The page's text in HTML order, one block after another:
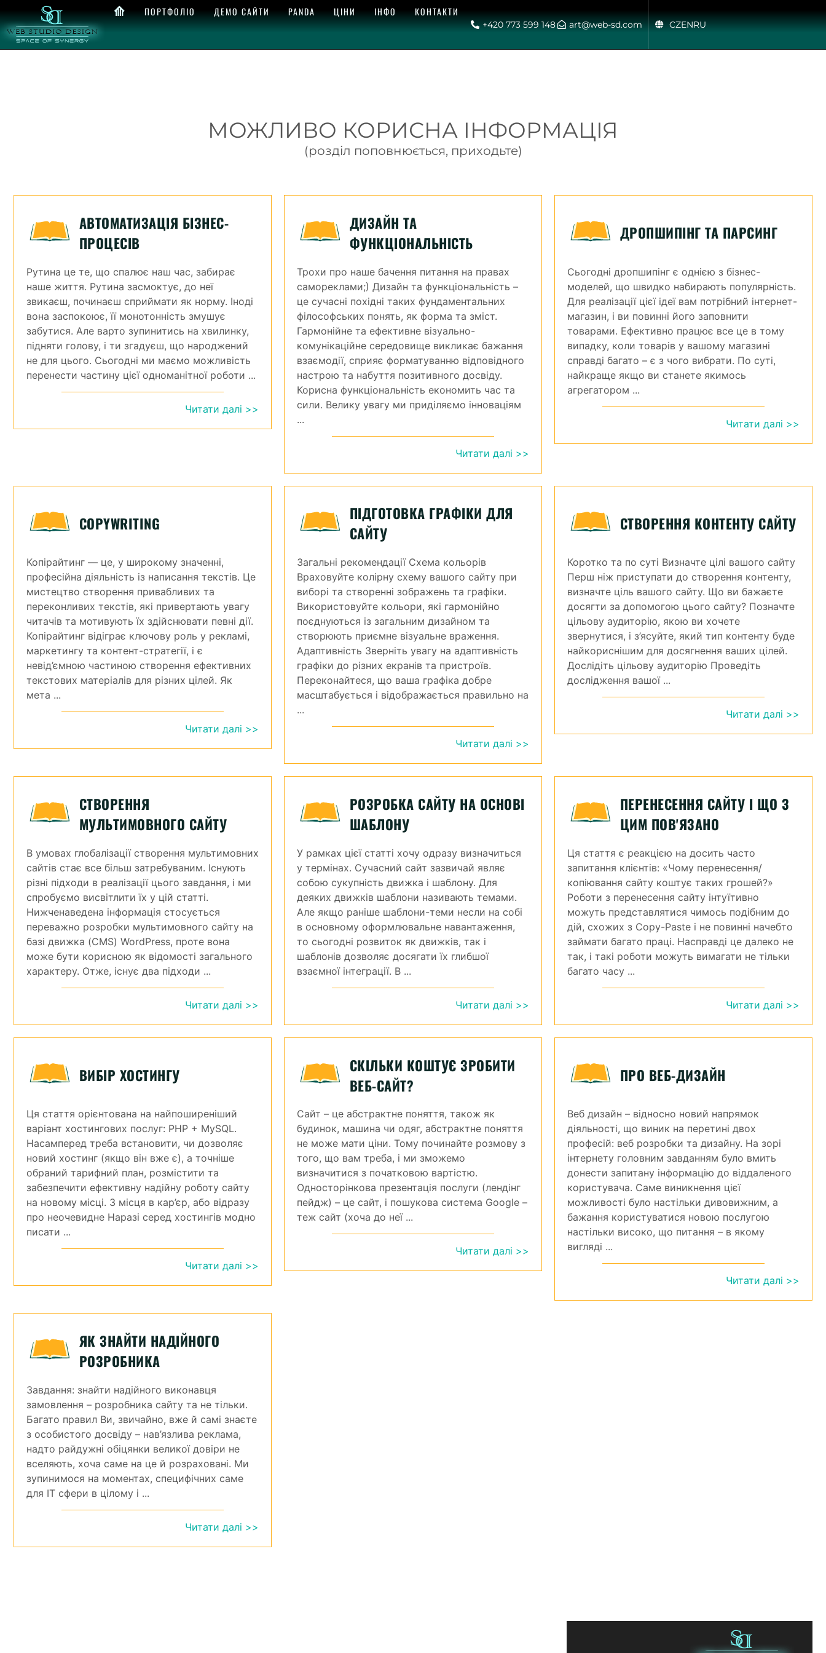
⟰ ПОРТФОЛІО ДЕМО САЙТИ PANDA ЦІНИ ІНФО КОНТАКТИ
+420 773 599 148 art@web-sd.com CZENRU
МОЖЛИВО КОРИСНА ІНФОРМАЦІЯ
(розділ поповнюється, приходьте)
АВТОМАТИЗАЦІЯ БІЗНЕС-
ПРОЦЕСІВ
Рутина це те, що спалює наш час, забирає
наше життя. Рутина засмоктує, до неї
звикаєш, починаєш сприймати як норму. Іноді
вона заспокоює, її монотонність змушує
забутися. Але варто зупинитись на хвилинку,
підняти голову, і ти згадуєш, що народжений
не для цього. Сьогодні ми маємо можливість
перенести частину цієї одноманітної роботи ...
Читати далі >>
ДИЗАЙН ТА
ФУНКЦІОНАЛЬНІСТЬ
Трохи про наше бачення питання на правах
самореклами;) Дизайн та функціональність –
це сучасні похідні таких фундаментальних
філософських понять, як форма та зміст.
Гармонійне та ефективне візуально-
комунікаційне середовище викликає бажання
взаємодії, сприяє форматуванню відповідного
настрою та набуття позитивного досвіду.
Корисна функціональність економить час та
сили. Велику увагу ми приділяємо інноваціям
...
Читати далі >>
ДРОПШИПІНГ ТА ПАРСИНГ
Сьогодні дропшипінг є однією з бізнес-
моделей, що швидко набирають популярність.
Для реалізації цієї ідеї вам потрібний інтернет-
магазин, і ви повинні його заповнити
товарами. Ефективно працює все це в тому
випадку, коли товарів у вашому магазині
справді багато – є з чого вибрати. По суті,
найкраще якщо ви станете якимось
агрегатором ...
Читати далі >>
COPYWRITING
Копірайтинг — це, у широкому значенні,
професійна діяльність із написання текстів. Це
мистецтво створення привабливих та
переконливих текстів, які привертають увагу
читачів та мотивують їх здійснювати певні дії.
Копірайтинг відіграє ключову роль у рекламі,
маркетингу та контент-стратегії, і є
невід’ємною частиною створення ефективних
текстових матеріалів для різних цілей. Як
мета ...
Читати далі >>
ПІДГОТОВКА ГРАФІКИ ДЛЯ
САЙТУ
Загальні рекомендації Схема кольорів
Враховуйте колірну схему вашого сайту при
виборі та створенні зображень та графіки.
Використовуйте кольори, які гармонійно
поєднуються із загальним дизайном та
створюють приємне візуальне враження.
Адаптивність Зверніть увагу на адаптивність
графіки до різних екранів та пристроїв.
Переконайтеся, що ваша графіка добре
масштабується і відображається правильно на
...
Читати далі >>
СТВОРЕННЯ КОНТЕНТУ САЙТУ
Коротко та по суті Визначте цілі вашого сайту
Перш ніж приступати до створення контенту,
визначте ціль вашого сайту. Що ви бажаєте
досягти за допомогою цього сайту? Позначте
цільову аудиторію, якою ви хочете
звернутися, і з’ясуйте, який тип контенту буде
найкориснішим для досягнення ваших цілей.
Дослідіть цільову аудиторію Проведіть
дослідження вашої ...
Читати далі >>
СТВОРЕННЯ
МУЛЬТИМОВНОГО САЙТУ
В умовах глобалізації створення мультимовних
сайтів стає все більш затребуваним. Існують
різні підходи в реалізації цього завдання, і ми
спробуємо висвітлити їх у цій статті.
Нижченаведена інформація стосується
переважно розробки мультимовного сайту на
базі движка (CMS) WordPress, проте вона
може бути корисною як відомості загального
характеру. Отже, існує два підходи ...
Читати далі >>
РОЗРОБКА САЙТУ НА ОСНОВІ
ШАБЛОНУ
У рамках цієї статті хочу одразу визначиться
у термінах. Сучасний сайт зазвичай являє
собою сукупність движка і шаблону. Для
деяких движків шаблони називають темами.
Але якщо раніше шаблони-теми несли на собі
в основному оформлювальне навантаження,
то сьогодні розвиток як движків, так і
шаблонів дозволяє досягати їх глибшої
взаємної інтеграції. В ...
Читати далі >>
ПЕРЕНЕСЕННЯ САЙТУ І ЩО З
ЦИМ ПОВ'ЯЗАНО
Ця стаття є реакцією на досить часто
запитання клієнтів: «Чому перенесення/
копіювання сайту коштує таких грошей?»
Роботи з перенесення сайту інтуїтивно
можуть представлятися чимось подібним до
дій, схожих з Copy-Paste і не повинні начебто
займати багато праці. Насправді це далеко не
так, і такі роботи можуть вимагати не тільки
багато часу ...
Читати далі >>
ВИБІР ХОСТИНГУ
Ця стаття орієнтована на найпоширеніший
варіант хостингових послуг: PHP + MySQL.
Насамперед треба встановити, чи дозволяє
новий хостинг (якщо він вже є), а точніше
обраний тарифний план, розмістити та
забезпечити ефективну надійну роботу сайту
на новому місці. З місця в кар’єр, або відразу
про неочевидне Наразі серед хостингів модно
писати ...
Читати далі >>
СКІЛЬКИ КОШТУЄ ЗРОБИТИ
ВЕБ-САЙТ?
Сайт – це абстрактне поняття, також як
будинок, машина чи одяг, абстрактне поняття
не може мати ціни. Тому починайте розмову з
того, що вам треба, і ми зможемо
визначитися з початковою вартістю.
Односторінкова презентація послуги (лендінг
пейдж) – це сайт, і пошукова система Google –
теж сайт (хоча до неї ...
Читати далі >>
ПРО ВЕБ-ДИЗАЙН
Веб дизайн – відносно новий напрямок
діяльності, що виник на перетині двох
професій: веб розробки та дизайну. На зорі
інтернету головним завданням було вмить
донести запитану інформацію до віддаленого
користувача. Саме виникнення цієї
можливості було настільки дивовижним, а
бажання користуватися новою послугою
настільки високо, що питання – в якому
вигляді ...
Читати далі >>
ЯК ЗНАЙТИ НАДІЙНОГО
РОЗРОБНИКА
Завдання: знайти надійного виконавця
замовлення – розробника сайту та не тільки.
Багато правил Ви, звичайно, вже й самі знаєте
з особистого досвіду – нав’язлива реклама,
надто райдужні обіцянки великої довіри не
вселяють, хоча саме на це й розраховані. Ми
зупинимося на моментах, специфічних саме
для IT сфери в цілому і ...
Читати далі >>